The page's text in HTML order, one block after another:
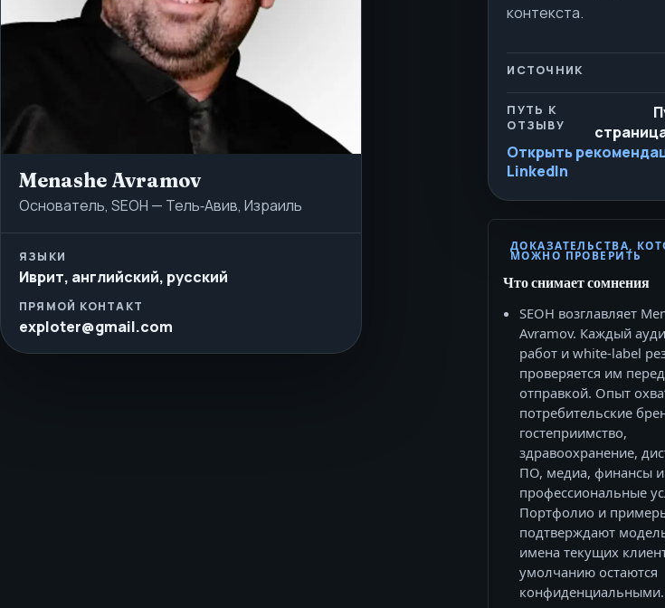
Menashe Avramov
Основатель, SEOH — Тель‑Авив, Израиль
ЯЗЫКИ
Иврит, английский, русский
ПРЯМОЙ КОНТАКТ
exploter@gmail.com
контекста.
ИСТОЧНИК
ПУТЬ К
ОТЗЫВУ
Открыть
LinkedIn
ДОКАЗАТЕЛЬСТВА,
МОЖНО ПРОВЕРИТЬ
Что снимает сомнения
SEOH возглавляет
Avramov. Каждый
работ и white-label
проверяется им перед
отправкой. Опыт
потребительские
гостеприимство,
здравоохранение,
ПО, медиа, финансы и
профессиональные
Портфолио и
подтверждают
имена текущих
умолчанию остаются
конфиденциальными.